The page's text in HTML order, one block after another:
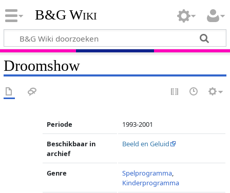
B&G Wiki
Droomshow
Periode 1993-2001
Beschikbaar in
archief
Beeld en Geluid
Genre Spelprogramma,
Kinderprogramma